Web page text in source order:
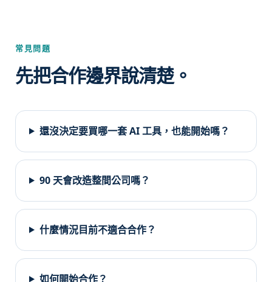
常見問題
先把合作邊界說清楚。
還沒決定要買哪一套 AI 工具，也能開始嗎？
90 天會改造整間公司嗎？
什麼情況目前不適合合作？
如何開始合作？